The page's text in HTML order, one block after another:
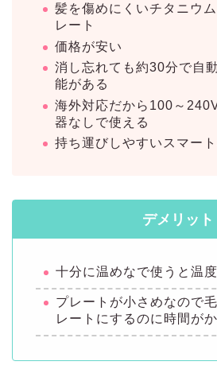
髪を傷めにくいチタニウ
レート
価格が安い
消し忘れても約30分で自
能がある
海外対応だから100～
器なしで使える
持ち運びしやすいスマー
デメリット
十分に温めなで使うと温
プレートが小さめなので
レートにするのに時間が